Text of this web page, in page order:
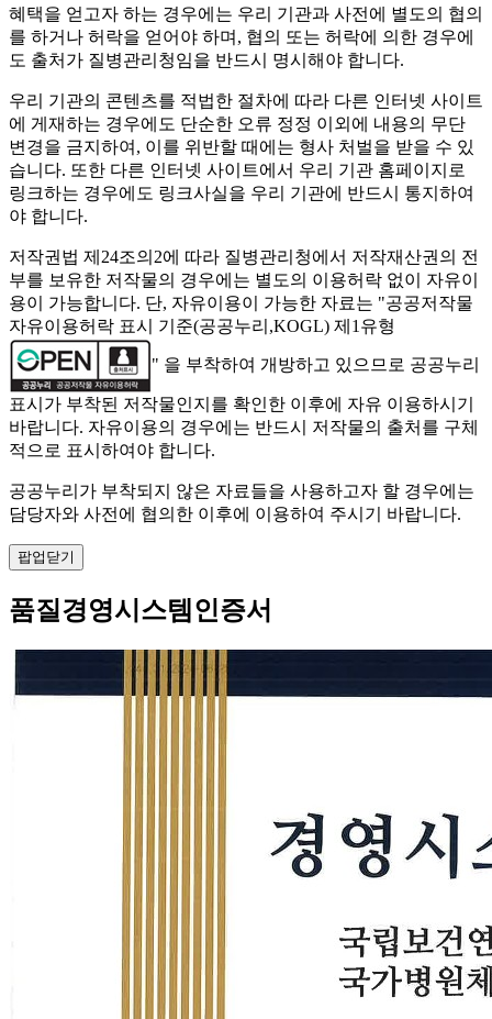
혜택을 얻고자 하는 경우에는 우리 기관과 사전에 별도의 협의
를 하거나 허락을 얻어야 하며, 협의 또는 허락에 의한 경우에
도 출처가 질병관리청임을 반드시 명시해야 합니다.
우리 기관의 콘텐츠를 적법한 절차에 따라 다른 인터넷 사이트
에 게재하는 경우에도 단순한 오류 정정 이외에 내용의 무단
변경을 금지하여, 이를 위반할 때에는 형사 처벌을 받을 수 있
습니다. 또한 다른 인터넷 사이트에서 우리 기관 홈페이지로
링크하는 경우에도 링크사실을 우리 기관에 반드시 통지하여
야 합니다.
저작권법 제24조의2에 따라 질병관리청에서 저작재산권의 전
부를 보유한 저작물의 경우에는 별도의 이용허락 없이 자유이
용이 가능합니다. 단, 자유이용이 가능한 자료는 "공공저작물
자유이용허락 표시 기준(공공누리,KOGL) 제1유형
" 을 부착하여 개방하고 있으므로 공공누리
표시가 부착된 저작물인지를 확인한 이후에 자유 이용하시기
바랍니다. 자유이용의 경우에는 반드시 저작물의 출처를 구체
적으로 표시하여야 합니다.
공공누리가 부착되지 않은 자료들을 사용하고자 할 경우에는
담당자와 사전에 협의한 이후에 이용하여 주시기 바랍니다.
팝업닫기
품질경영시스템인증서